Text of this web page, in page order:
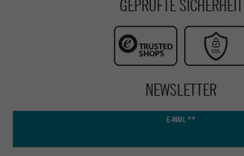
GEPRÜFTE SICHERHEIT
NEWSLETTER
E-MAIL **